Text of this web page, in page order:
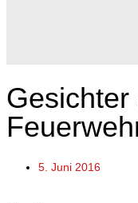
Gesichter
5. Juni 2016